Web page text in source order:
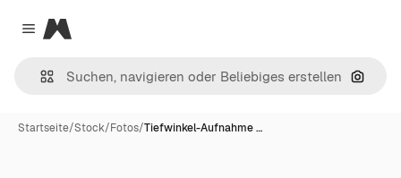
Close menu
Magnific
Nach
Startseite/Stock/Fotos/Tiefwinkel-Aufnahme …